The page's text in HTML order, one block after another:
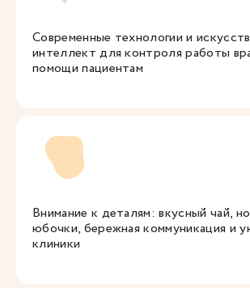
Современные технологии и
интеллект для контроля работы
помощи пациентам
Внимание к деталям: вкусный чай,
юбочки, бережная коммуникация и
клиники